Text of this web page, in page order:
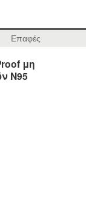
Επαφές
μη
N95